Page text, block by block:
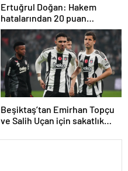
Ertuğrul Doğan: Hakem
hatalarından 20 puan
kaybettik
Beşiktaş’tan Emirhan Topçu
ve Salih Uçan için sakatlık